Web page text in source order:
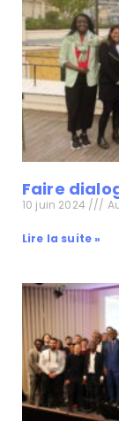
Faire
10 juin 2024
Lire la suite »